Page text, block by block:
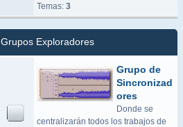
Temas: 3
Grupos Exploradores
Grupo de
Sincronizad
ores
Donde se
centralizarán todos los trabajos de